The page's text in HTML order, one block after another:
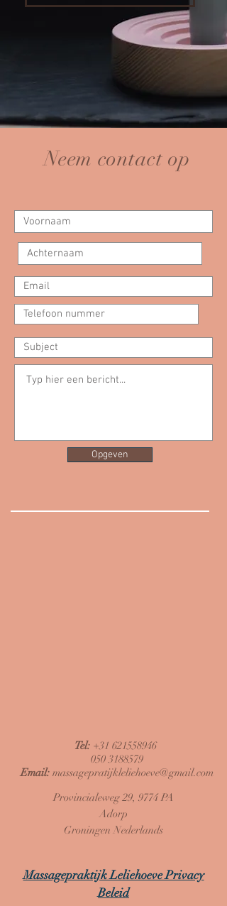
Neem contact op
Opgeven
Tel: +31 621558946
050 3188579
Email: massagepratijkleliehoeve@gmail.com
Provincialeweg 29, 9774 PA
Adorp
Groningen Nederlands
Massagepraktijk Leliehoeve Privacy
Beleid